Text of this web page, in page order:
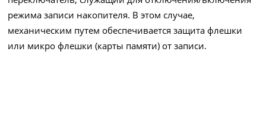
режима записи накопителя. В этом случае,
механическим путем обеспечивается защита флешки
или микро флешки (карты памяти) от записи.